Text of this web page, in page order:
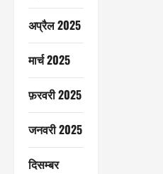
अप्रैल 2025
मार्च 2025
फ़रवरी 2025
जनवरी 2025
दिसम्बर